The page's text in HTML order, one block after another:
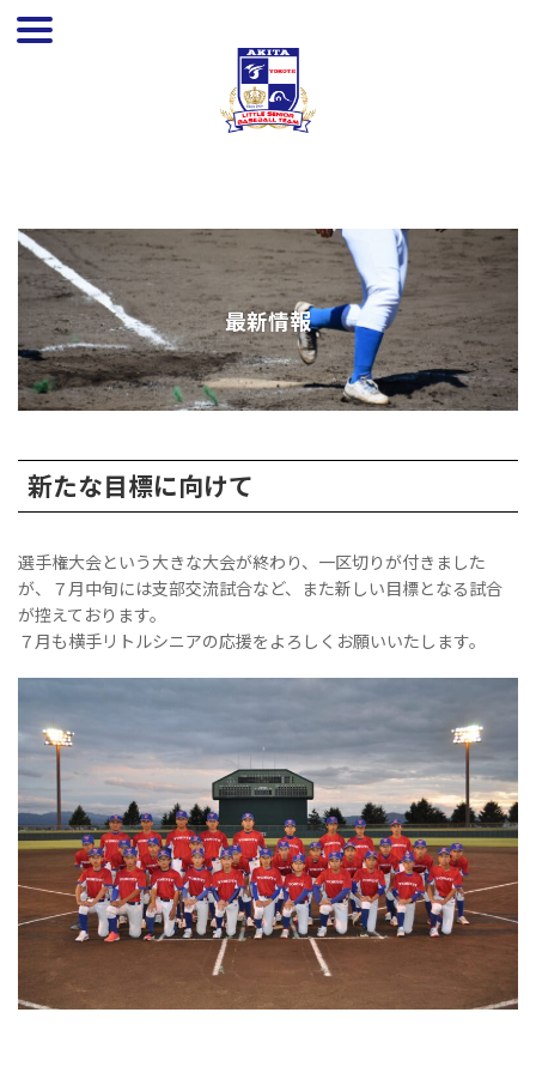
最新情報
新たな目標に向けて
選手権大会という大きな大会が終わり、一区切りが付きました
が、７月中旬には支部交流試合など、また新しい目標となる試合
が控えております。
７月も横手リトルシニアの応援をよろしくお願いいたします。